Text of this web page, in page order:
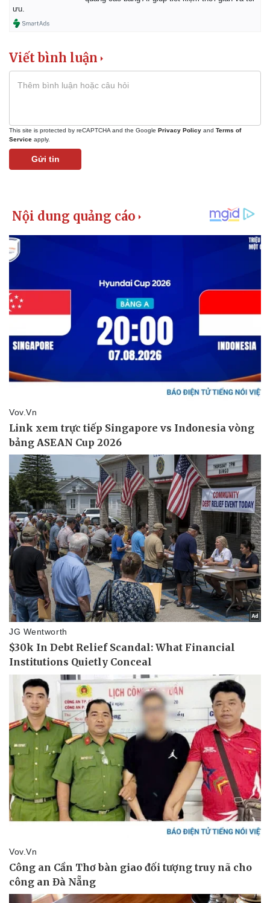
Pháp luật
Vụ án
Tin nóng
Tư vấn luật
Quân sự - Quốc phòng
Vũ khí
Việt Nam
Phân tích
ưu.
Viết bình luận
This site is protected by reCAPTCHA and the Google Privacy Policy and Terms of
Service apply.
Gửi tin